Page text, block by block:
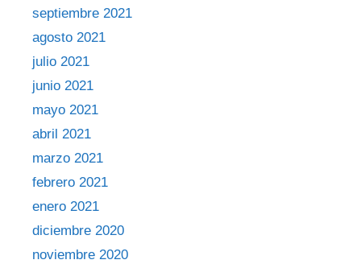
septiembre 2021
agosto 2021
julio 2021
junio 2021
mayo 2021
abril 2021
marzo 2021
febrero 2021
enero 2021
diciembre 2020
noviembre 2020